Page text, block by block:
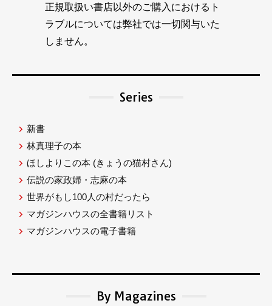
正規取扱い書店以外のご購入におけるト
ラブルについては弊社では一切関与いた
しません。
Series
新書
林真理子の本
ほしよりこの本 (きょうの猫村さん)
伝説の家政婦・志麻の本
世界がもし100人の村だったら
マガジンハウスの全書籍リスト
マガジンハウスの電子書籍
By Magazines